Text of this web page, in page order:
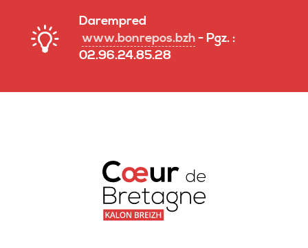
Darempred
www.bonrepos.bzh- Pgz. :
02.96.24.85.28